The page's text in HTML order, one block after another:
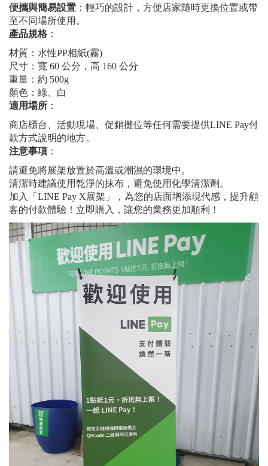
便攜與簡易設置 ：輕巧的設計，方便店家隨時更換位置或帶
至不同場所使用。
產品規格 ：
材質：水性PP相紙(霧)
尺寸：寬 60 公分，高 160 公分
重量：約 500g
顏色：綠、白
適用場所 ：
商店櫃台、活動現場、促銷攤位等任何需要提供LINE Pay付
款方式說明的地方。
注意事項 ：
請避免將展架放置於高溫或潮濕的環境中。
清潔時建議使用乾淨的抹布，避免使用化學清潔劑。
加入「LINE Pay X展架」，為您的店面增添現代感，提升顧
客的付款體驗！立即購入，讓您的業務更加順利！